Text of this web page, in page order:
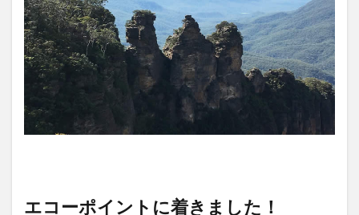
エコーポイントに着きました！